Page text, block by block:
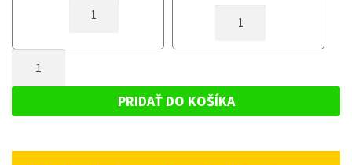
DOJAZDOVÉ
BMW
E87/E88/E82/E81
2013
DOJAZDOVÉ
E87/E88/E82/E81
2004-
5X120
BMW
PRIDAŤ DO KOŠÍKA